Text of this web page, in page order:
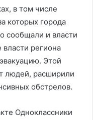
в том числе
которых города
сообщали и власти
региона
Этой
людей, расширили
обстрелов.
Одноклассники